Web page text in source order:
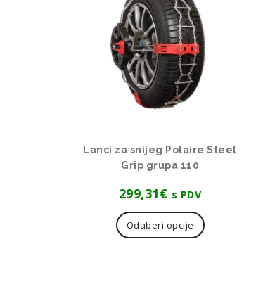
Lanci za snijeg Polaire Steel
Grip grupa 110
299,31€ s PDV
Odaberi opcije
proizvod